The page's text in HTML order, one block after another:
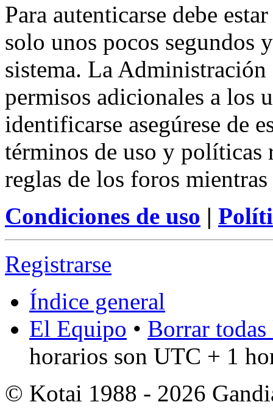
Para autenticarse debe
solo unos pocos segundos
sistema. La
permisos adicionales a los
identificarse asegúrese de
términos de uso y políticas
reglas de los foros
Condiciones de uso |
Registrarse
Índice general
El Equipo • Borrar
horarios son UTC + 1
© Kotai 1988 - 2026